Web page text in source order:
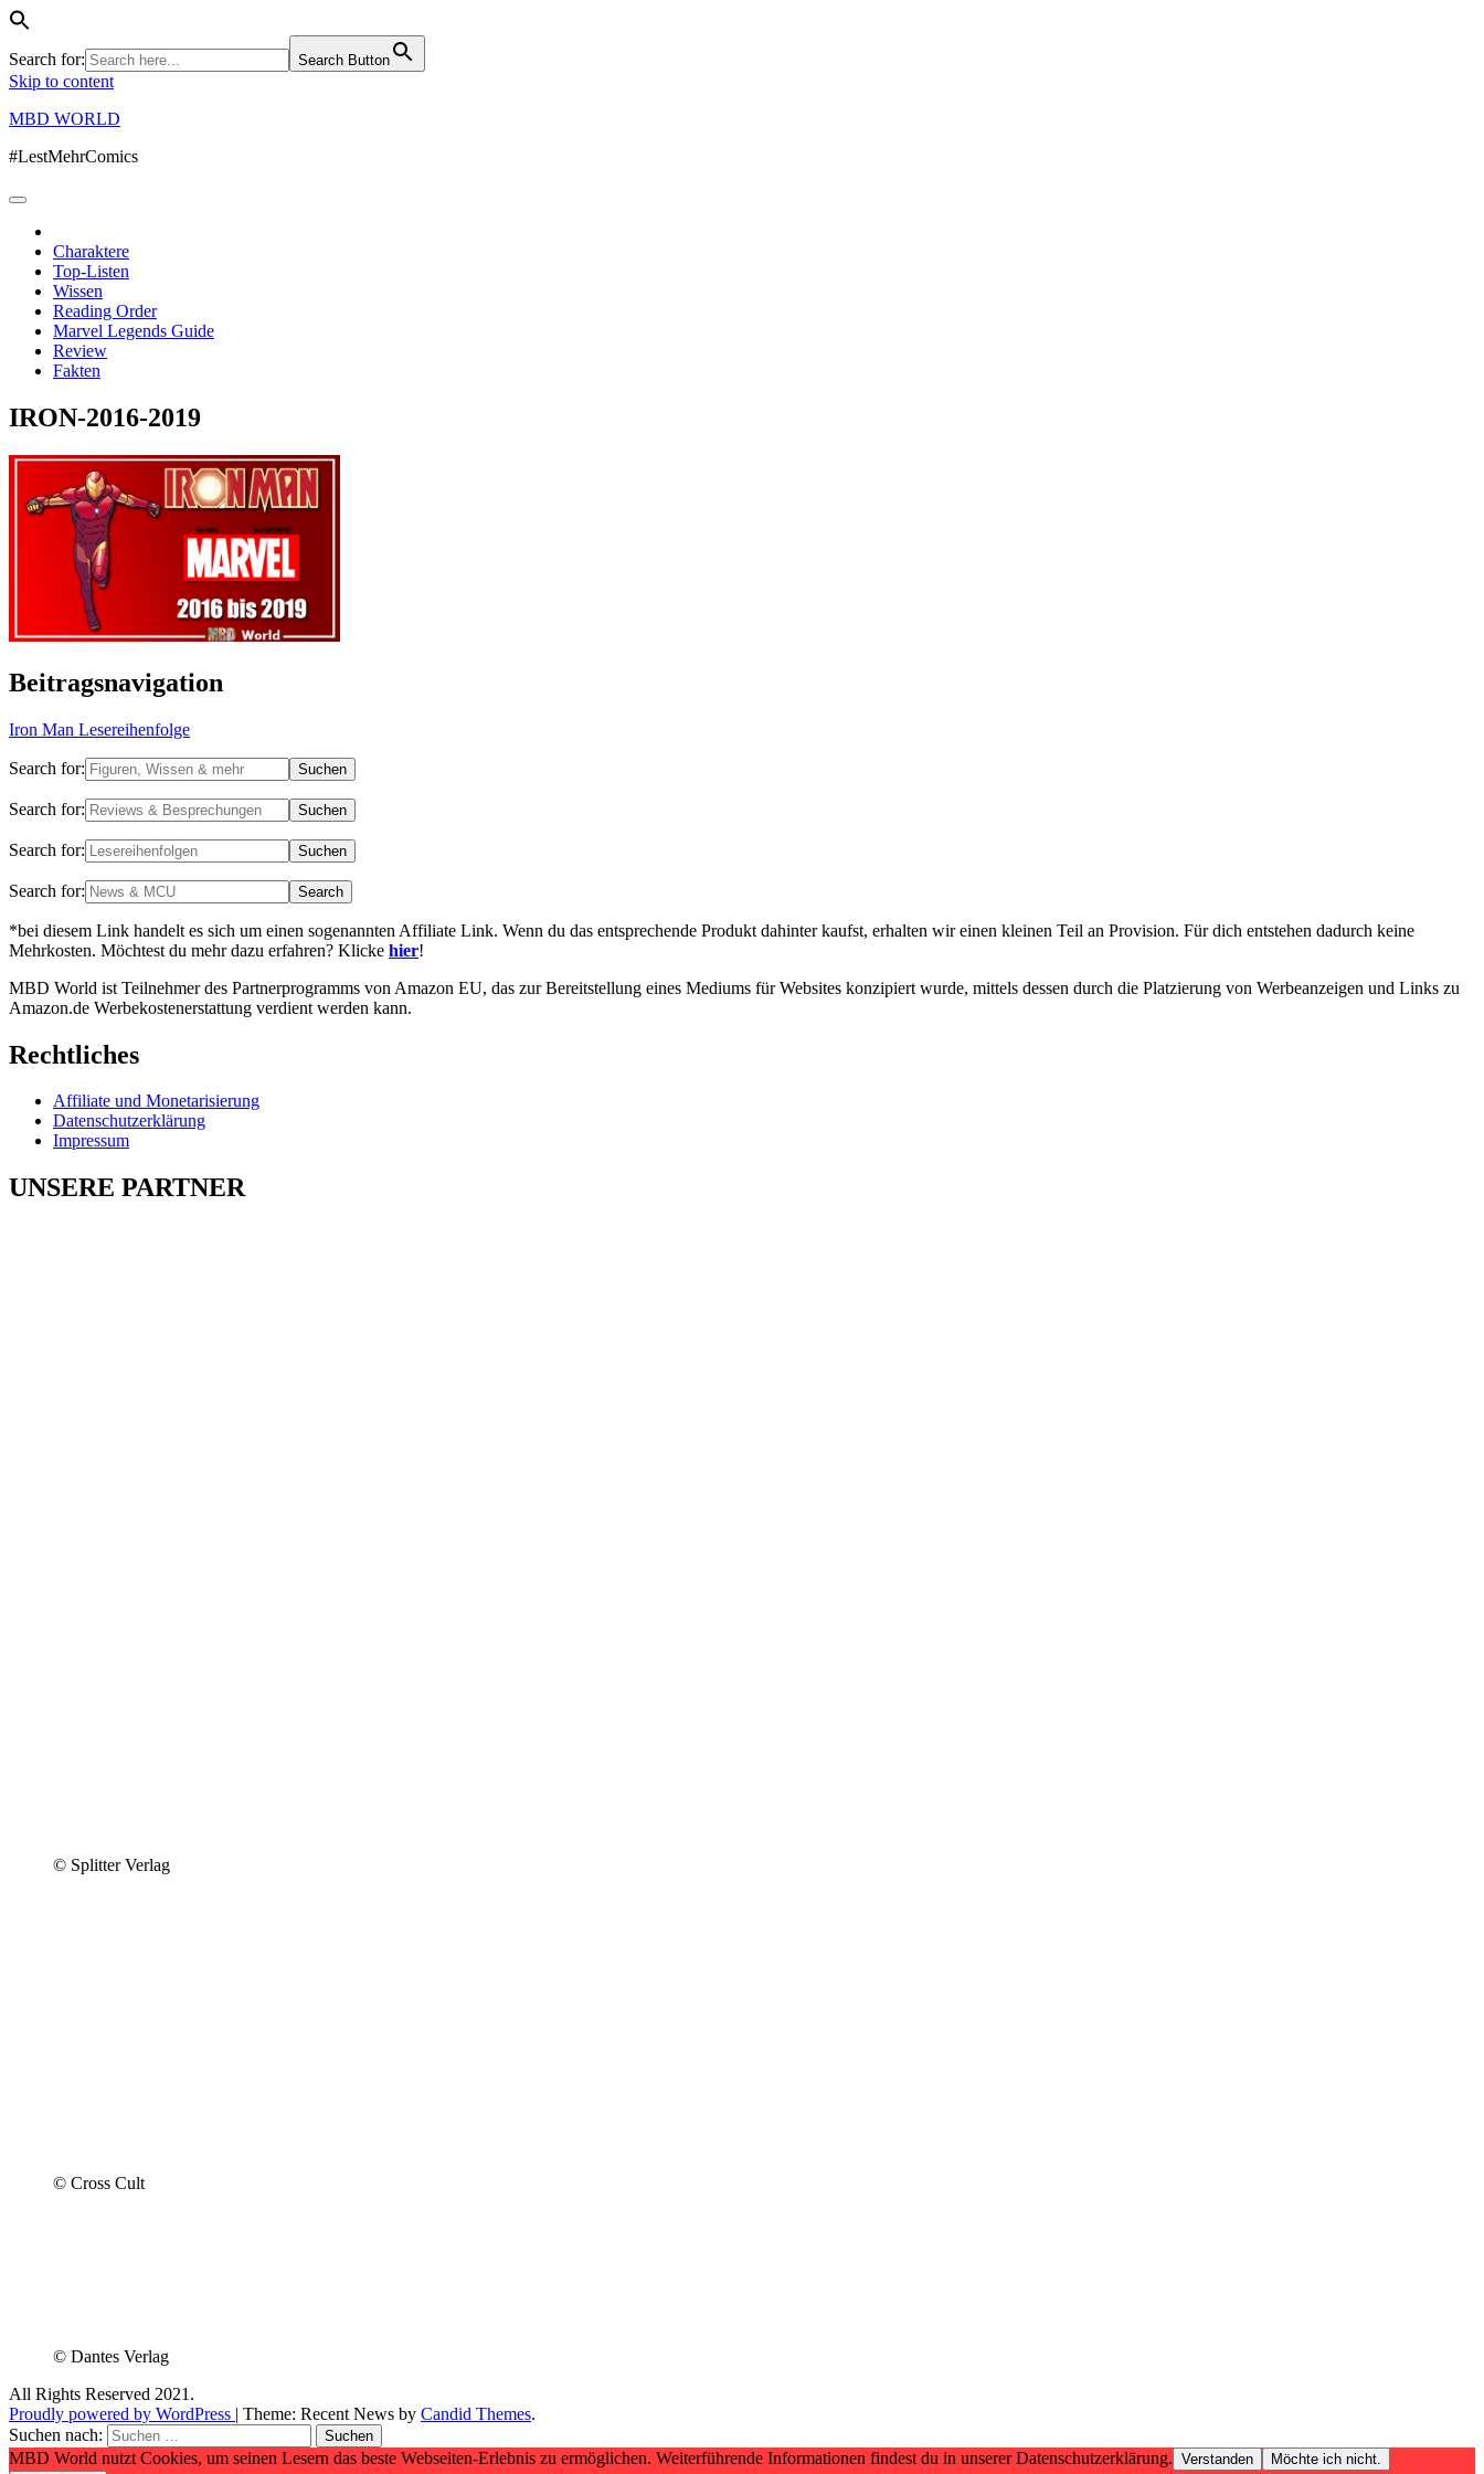
Search for: Search Button
Skip to content
MBD WORLD
#LestMehrComics
Charaktere
Top-Listen
Wissen
Reading Order
Marvel Legends Guide
Review
Fakten
IRON-2016-2019
Beitragsnavigation
Iron Man Lesereihenfolge
Search for:
Search for:
Search for:
Search for:
*bei diesem Link handelt es sich um einen sogenannten Affiliate Link. Wenn du das entsprechende Produkt dahinter kaufst, erhalten wir einen kleinen Teil an Provision. Für dich entstehen dadurch keine
Mehrkosten. Möchtest du mehr dazu erfahren? Klicke hier!
MBD World ist Teilnehmer des Partnerprogramms von Amazon EU, das zur Bereitstellung eines Mediums für Websites konzipiert wurde, mittels dessen durch die Platzierung von Werbeanzeigen und Links zu
Amazon.de Werbekostenerstattung verdient werden kann.
Rechtliches
Affiliate und Monetarisierung
Datenschutzerklärung
Impressum
UNSERE PARTNER
© Splitter Verlag
© Cross Cult
© Dantes Verlag
All Rights Reserved 2021.
Proudly powered by WordPress | Theme: Recent News by Candid Themes.
Suchen nach:
MBD World nutzt Cookies, um seinen Lesern das beste Webseiten-Erlebnis zu ermöglichen. Weiterführende Informationen findest du in unserer Datenschutzerklärung. Verstanden Möchte ich nicht.